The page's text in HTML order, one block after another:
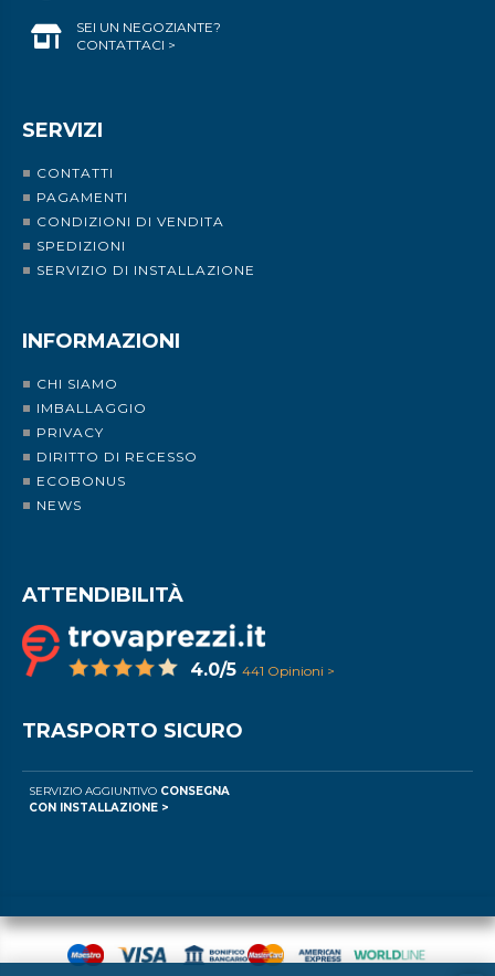
SEI UN NEGOZIANTE?
CONTATTACI >
SERVIZI
CONTATTI
PAGAMENTI
CONDIZIONI DI VENDITA
SPEDIZIONI
SERVIZIO DI INSTALLAZIONE
INFORMAZIONI
CHI SIAMO
IMBALLAGGIO
PRIVACY
DIRITTO DI RECESSO
ECOBONUS
NEWS
ATTENDIBILITÀ
4.0/5 441 Opinioni >
TRASPORTO SICURO
SERVIZIO AGGIUNTIVO CONSEGNA
CON INSTALLAZIONE >